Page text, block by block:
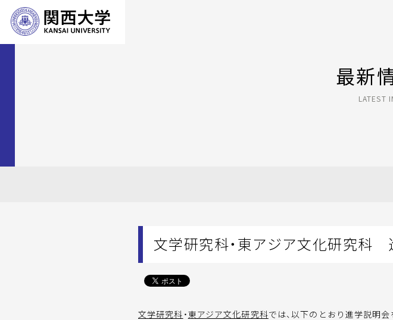
最新
LATEST
文学研究科・東アジア文化研究科
文学研究科 ・東アジア文化研究科では、以下のとおり進学説明